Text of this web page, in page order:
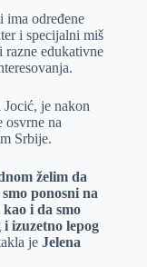
određene
i specijalni miš
razne edukativne
je nakon
osvrne na
Srbije.
želim da
ponosni na
i da smo
izuzetno lepog
jeJelena